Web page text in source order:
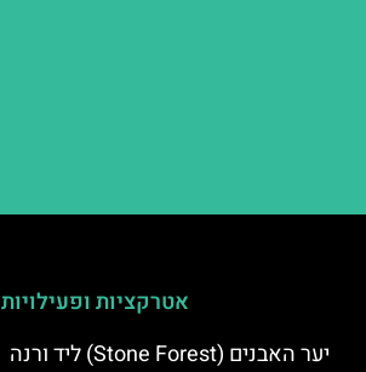
אטרקציות ופעילויות
יער האבנים (Stone Forest) ליד ורנה